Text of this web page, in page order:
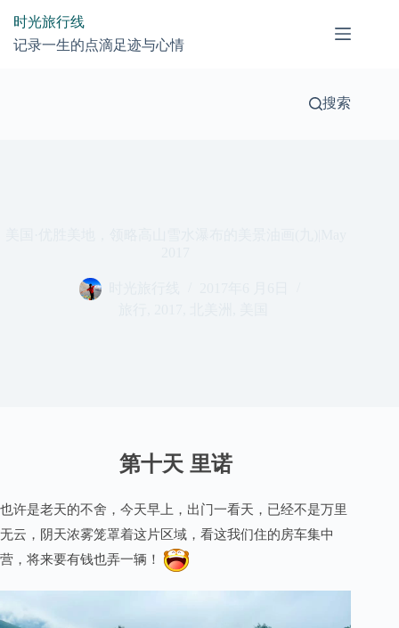
时光旅行线
记录一生的点滴足迹与心情
搜索
第十天 里诺
也许是老天的不舍，今天早上，出门一看天，已经不是万里
无云，阴天浓雾笼罩着这片区域，看这我们住的房车集中
营，将来要有钱也弄一辆！